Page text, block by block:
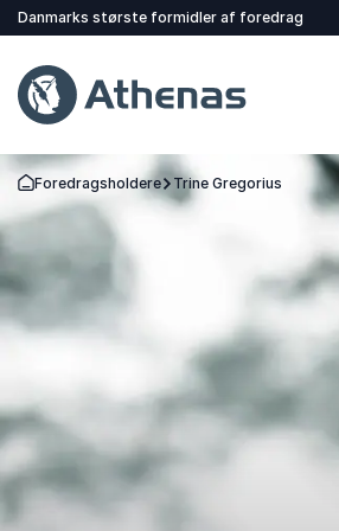
Danmarks største formidler af foredrag
Tilbage til forsiden
Foredragsholdere Trine Gregorius